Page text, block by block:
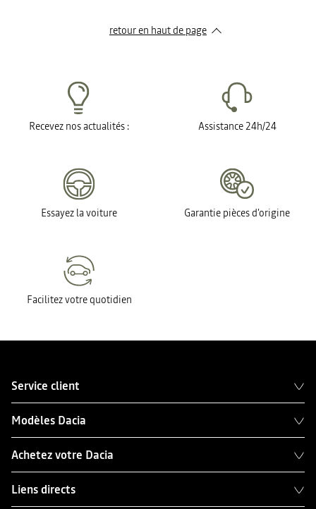
retour en haut de page​
Recevez nos actualités : Assistance 24h/24
Essayez la voiture Garantie pièces d'origine
Facilitez votre quotidien
Service client
Modèles Dacia
Achetez votre Dacia
Liens directs